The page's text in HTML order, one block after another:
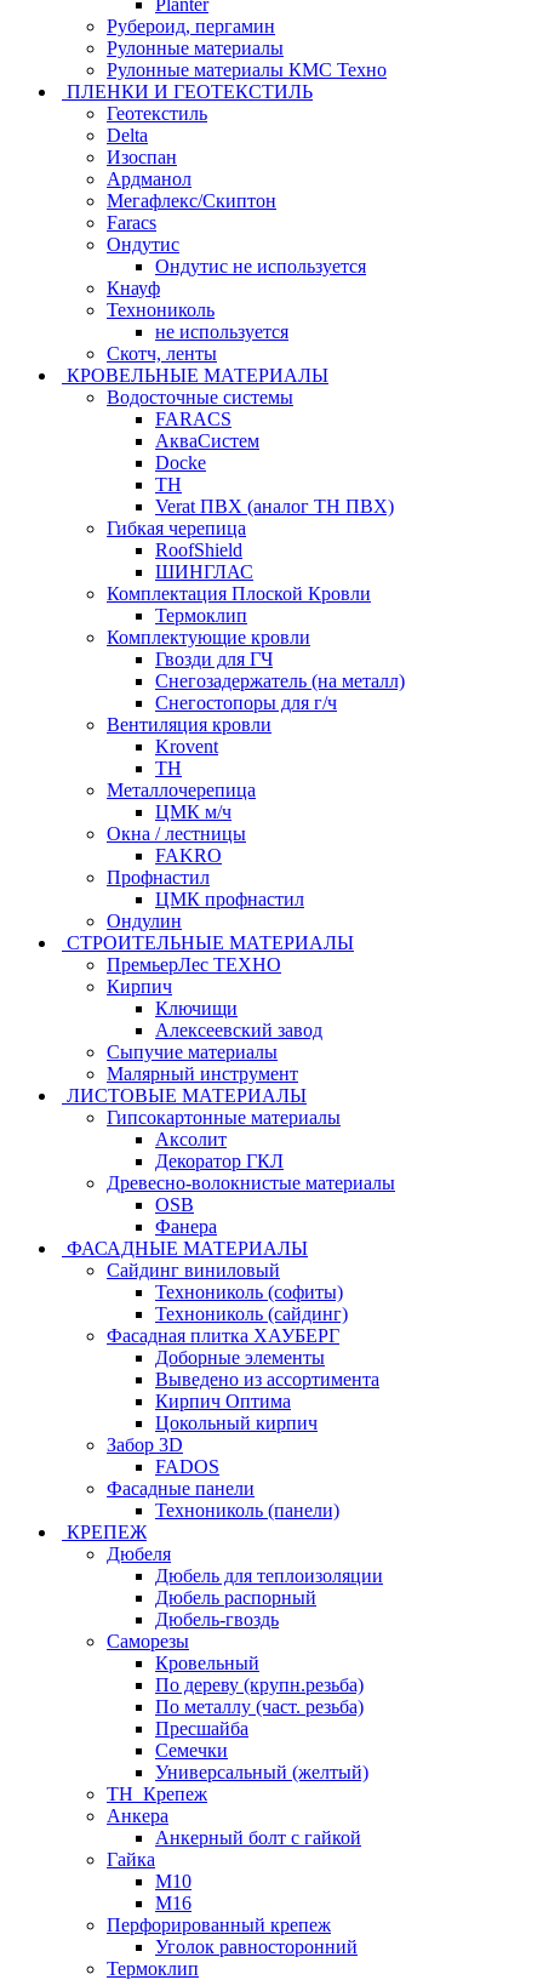
Planter
Рубероид, пергамин
Рулонные материалы
Рулонные материалы КМС Техно
ПЛЕНКИ И ГЕОТЕКСТИЛЬ
Геотекстиль
Delta
Изоспан
Ардманол
Мегафлекс/Скиптон
Faracs
Ондутис
Ондутис не используется
Кнауф
Технониколь
не используется
Скотч, ленты
КРОВЕЛЬНЫЕ МАТЕРИАЛЫ
Водосточные системы
FARACS
АкваСистем
Docke
ТН
Verat ПВХ (аналог ТН ПВХ)
Гибкая черепица
RoofShield
ШИНГЛАС
Комплектация Плоской Кровли
Термоклип
Комплектующие кровли
Гвозди для ГЧ
Снегозадержатель (на металл)
Снегостопоры для г/ч
Вентиляция кровли
Krovent
ТН
Металлочерепица
ЦМК м/ч
Окна / лестницы
FAKRO
Профнастил
ЦМК профнастил
Ондулин
СТРОИТЕЛЬНЫЕ МАТЕРИАЛЫ
ПремьерЛес ТЕХНО
Кирпич
Ключищи
Алексеевский завод
Сыпучие материалы
Малярный инструмент
ЛИСТОВЫЕ МАТЕРИАЛЫ
Гипсокартонные материалы
Аксолит
Декоратор ГКЛ
Древесно-волокнистые материалы
OSB
Фанера
ФАСАДНЫЕ МАТЕРИАЛЫ
Сайдинг виниловый
Технониколь (софиты)
Технониколь (сайдинг)
Фасадная плитка ХАУБЕРГ
Доборные элементы
Выведено из ассортимента
Кирпич Оптима
Цокольный кирпич
Забор 3D
FADOS
Фасадные панели
Технониколь (панели)
КРЕПЕЖ
Дюбеля
Дюбель для теплоизоляции
Дюбель распорный
Дюбель-гвоздь
Саморезы
Кровельный
По дереву (крупн.резьба)
По металлу (част. резьба)
Пресшайба
Семечки
Универсальный (желтый)
ТН_Крепеж
Анкера
Анкерный болт с гайкой
Гайка
М10
М16
Перфорированный крепеж
Уголок равносторонний
Термоклип